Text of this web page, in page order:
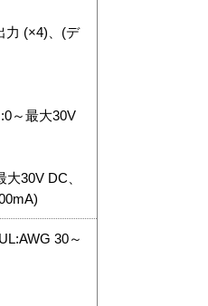
力 (×4)、(デ
～最大30V
30V DC、
30～